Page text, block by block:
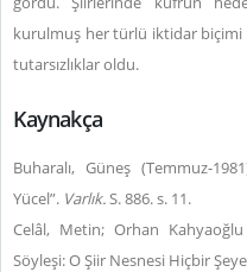
kurulmuş her türlü iktidar
tutarsızlıklar oldu.
Kaynakça
Buharalı, Güneş (Temmuz-
Yücel”. Varlık.S. 886. s. 11.
Celâl, Metin; Orhan
Söyleşi: O Şiir Nesnesi Hiçbir